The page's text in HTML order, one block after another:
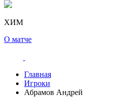
ХИМ
О матче
Главная
Игроки
Абрамов Андрей